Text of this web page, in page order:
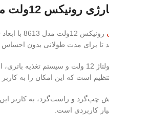
12ولت مدل 8613
تا برای مدت طولانی بدون احساس خستگی از آن
است که این امکان را به کاربر می‌دهد تا
و راست‌گرد، به کاربر این امکان را
کاربردی است.